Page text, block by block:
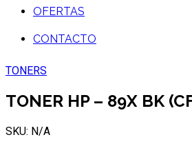
OFERTAS
CONTACTO
TONERS
TONER HP – 89X BK
SKU: N/A